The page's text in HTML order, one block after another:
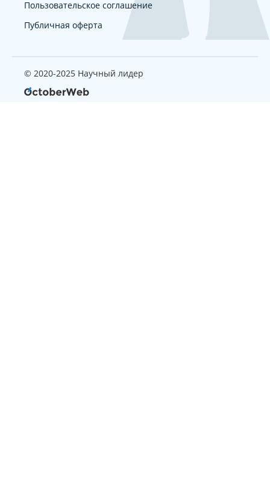
Пользовательское соглашение
Публичная оферта
© 2020-2025 Научный лидер